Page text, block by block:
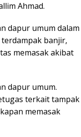
Ahmad.
dapur umum dalam
banjir,
memasak akibat
dapur umum.
terkait tampak
memasak